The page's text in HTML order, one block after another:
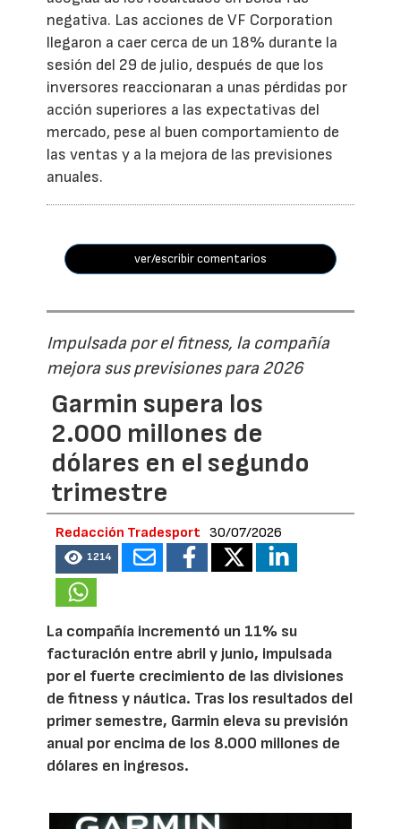
negativa. Las acciones de VF Corporation
llegaron a caer cerca de un 18% durante la
sesión del 29 de julio, después de que los
inversores reaccionaran a unas pérdidas por
acción superiores a las expectativas del
mercado, pese al buen comportamiento de
las ventas y a la mejora de las previsiones
anuales.
ver/escribir comentarios
Impulsada por el fitness, la compañía
mejora sus previsiones para 2026
Garmin supera los
2.000 millones de
dólares en el segundo
trimestre
Redacción Tradesport 30/07/2026
1214
La compañía incrementó un 11% su
facturación entre abril y junio, impulsada
por el fuerte crecimiento de las divisiones
de fitness y náutica. Tras los resultados del
primer semestre, Garmin eleva su previsión
anual por encima de los 8.000 millones de
dólares en ingresos.